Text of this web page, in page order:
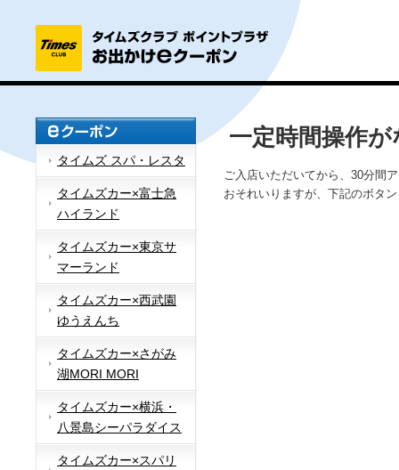
タイムズ スパ・レスタ
タイムズカー×富士急
ハイランド
タイムズカー×東京サ
マーランド
タイムズカー×西武園
ゆうえんち
タイムズカー×さがみ
湖MORI MORI
タイムズカー×横浜・
八景島シーパラダイス
タイムズカー×スパリ
一定時間操作
ご入店いただいてから、30分間
おそれいりますが、下記のボタ